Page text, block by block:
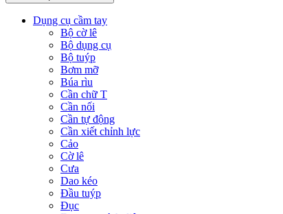
Dụng cụ cầm tay
Bộ cờ lê
Bộ dụng cụ
Bộ tuýp
Bơm mỡ
Búa rìu
Cần chữ T
Cần nối
Cần tự động
Cần xiết chỉnh lực
Cảo
Cờ lê
Cưa
Dao kéo
Đầu tuýp
Đục